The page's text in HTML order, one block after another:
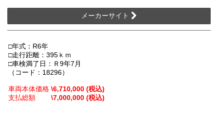
メーカーサイト
□年式：R6年
□走行距離：395ｋｍ
□車検満了日：Ｒ9年7月
（コード：18296）
車両本体価格 \6,710,000 (税込)
支払総額 \7,000,000 (税込)